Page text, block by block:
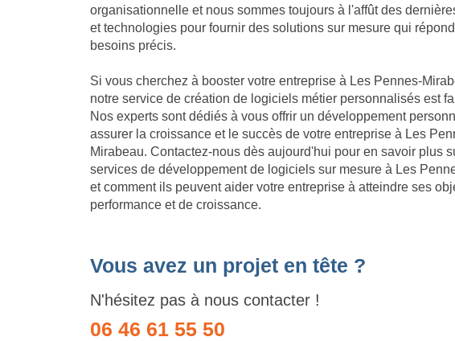
organisationnelle et nous sommes toujours à l'affût des
et technologies pour fournir des solutions sur mesure qui
besoins précis.
Si vous cherchez à booster votre entreprise à Les Pennes-
notre service de création de logiciels métier personnalisés est
Nos experts sont dédiés à vous offrir un développement
assurer la croissance et le succès de votre entreprise à Les
Mirabeau. Contactez-nous dès aujourd'hui pour en savoir plus
services de développement de logiciels sur mesure à Les
et comment ils peuvent aider votre entreprise à atteindre ses
performance et de croissance.
Vous avez un projet en tête ?
N'hésitez pas à nous contacter !
06 46 61 55 50